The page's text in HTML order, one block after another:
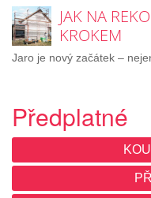
JAK NA
KROKEM
Jaro je nový začátek –
Předplatné